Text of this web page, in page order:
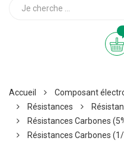
Accueil Composant
Résistances
Résistances Carbones
Résistances Carbones